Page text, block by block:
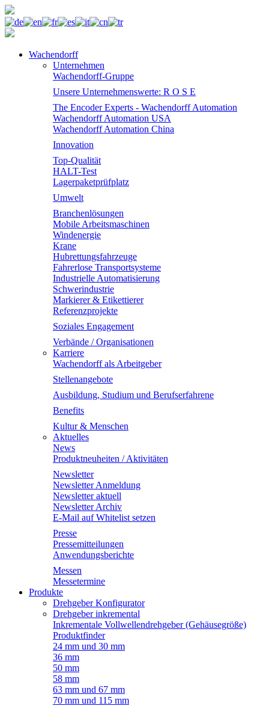
Wachendorff
Unternehmen
Wachendorff-Gruppe
Unsere Unternehmenswerte: R O S E
The Encoder Experts - Wachendorff Automation
Wachendorff Automation USA
Wachendorff Automation China
Innovation
Top-Qualität
HALT-Test
Lagerpaketprüfplatz
Umwelt
Branchenlösungen
Mobile Arbeitsmaschinen
Windenergie
Krane
Hubrettungsfahrzeuge
Fahrerlose Transportsysteme
Industrielle Automatisierung
Schwerindustrie
Markierer & Etikettierer
Referenzprojekte
Soziales Engagement
Verbände / Organisationen
Karriere
Wachendorff als Arbeitgeber
Stellenangebote
Ausbildung, Studium und Berufserfahrene
Benefits
Kultur & Menschen
Aktuelles
News
Produktneuheiten / Aktivitäten
Newsletter
Newsletter Anmeldung
Newsletter aktuell
Newsletter Archiv
E-Mail auf Whitelist setzen
Presse
Pressemitteilungen
Anwendungsberichte
Messen
Messetermine
Produkte
Drehgeber Konfigurator
Drehgeber inkremental
Inkrementale Vollwellendrehgeber (Gehäusegröße)
Produktfinder
24 mm und 30 mm
36 mm
50 mm
58 mm
63 mm und 67 mm
70 mm und 115 mm